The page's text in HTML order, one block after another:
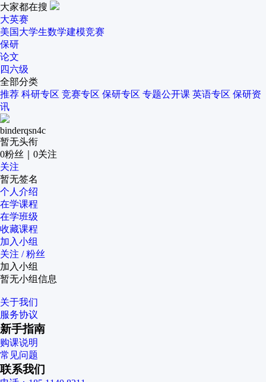
大家都在搜
大英赛
美国大学生数学建模竞赛
保研
论文
四六级
全部分类
推荐 科研专区 竞赛专区 保研专区 专题公开课 英语专区 保研资
讯
binderqsn4c
暂无头衔
0粉丝 0关注
关注
暂无签名
个人介绍
在学课程
在学班级
收藏课程
加入小组
关注 / 粉丝
加入小组
暂无小组信息
关于我们
服务协议
新手指南
购课说明
常见问题
联系我们